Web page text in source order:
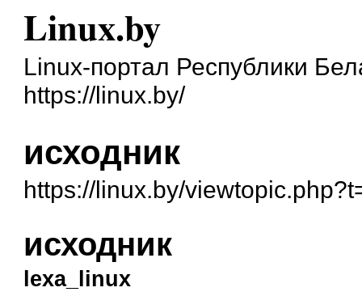
Linux.by
Linux-портал Республики
https://linux.by/
исходник
https://linux.by/
исходник
lexa_linux